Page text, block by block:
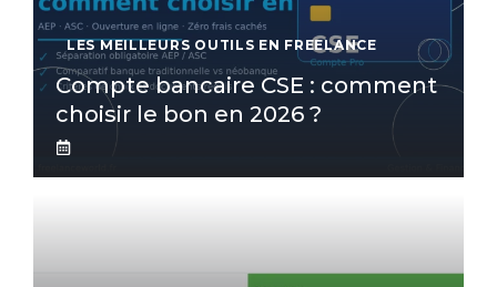
LES MEILLEURS OUTILS EN FREELANCE
Compte bancaire CSE : comment
choisir le bon en 2026 ?